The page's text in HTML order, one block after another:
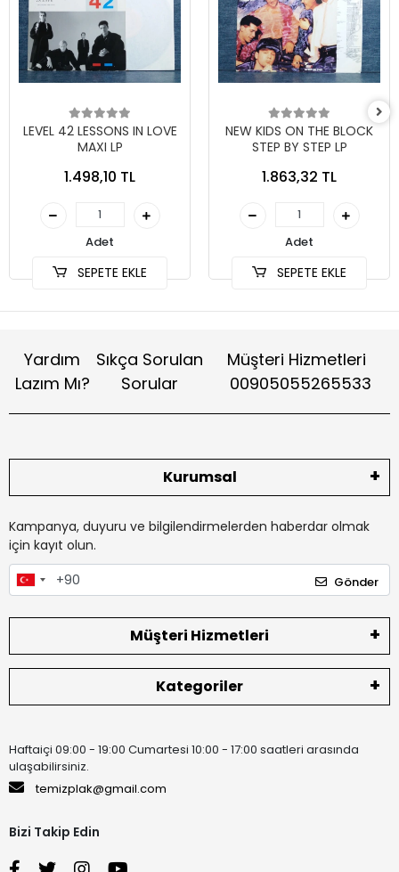
LEVEL 42 LESSONS IN LOVE
MAXI LP
1.498,10 TL
Adet
SEPETE EKLE
NEW KIDS ON THE BLOCK
STEP BY STEP LP
1.863,32 TL
Adet
SEPETE EKLE
Yardım
Lazım Mı?
Sıkça Sorulan
Sorular
Müşteri Hizmetleri
00905055265533
Kurumsal
Kampanya, duyuru ve bilgilendirmelerden haberdar olmak
için kayıt olun.
Gönder
Müşteri Hizmetleri
Kategoriler
Haftaiçi 09:00 - 19:00 Cumartesi 10:00 - 17:00 saatleri arasında
ulaşabilirsiniz.
temizplak@gmail.com
Bizi Takip Edin